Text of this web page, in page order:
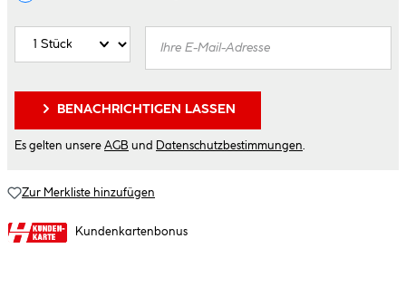
BENACHRICHTIGEN LASSEN
Es gelten unsere AGB und Datenschutzbestimmungen
Zur Merkliste hinzufügen
Kundenkartenbonus